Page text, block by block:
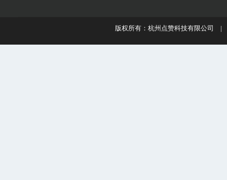
版权所有：杭州点赞科技有限公司